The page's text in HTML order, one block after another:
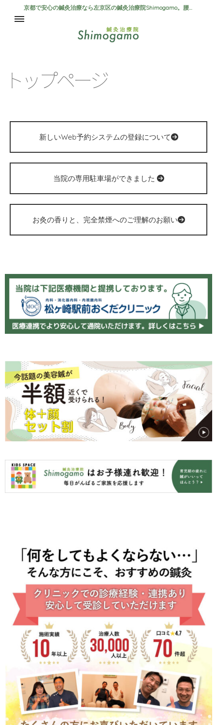
京都で安心の鍼灸治療なら左京区の鍼灸治療院Shimogamo。腰痛、自律神経失調症、肩こり、首こりの方は是非当院まで。
ト ッ プページ
新しいWeb予約システムの登録について
当院の専用駐車場ができました
お灸の香りと、完全禁煙へのご理解のお願い